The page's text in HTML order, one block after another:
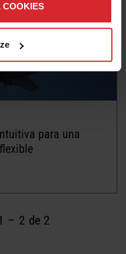
COOKIES
para una
– 2 de 2